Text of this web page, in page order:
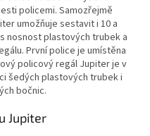
policemi. Samozřejmě
umožňuje sestavit i 10 a
nosnost plastových trubek a
První police je umístěna
policový regál Jupiter je v
šedých plastových trubek i
bočnic.
Jupiter